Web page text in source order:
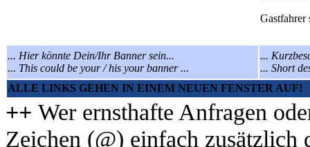
... Hier könnte Dein/Ihr Banner sein...
... This could be your / his your banner ...
...
... Short
ALLE LINKS GEHEN IN EINEM NEUEN FENSTER AUF!
++ Wer ernsthafte Anfragen
Zeichen (@) einfach